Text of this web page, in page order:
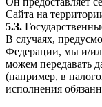
Сайта на
5.3.
В случаях,
Федерации, мы и/
можем передавать
(например, в
исполнения